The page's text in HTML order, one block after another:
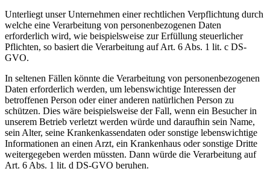
Unterliegt unser Unternehmen einer rechtlichen Verpflichtung durch
welche eine Verarbeitung von personenbezogenen Daten
erforderlich wird, wie beispielsweise zur Erfüllung steuerlicher
Pflichten, so basiert die Verarbeitung auf Art. 6 Abs. 1 lit. c DS-
GVO.
In seltenen Fällen könnte die Verarbeitung von personenbezogenen
Daten erforderlich werden, um lebenswichtige Interessen der
betroffenen Person oder einer anderen natürlichen Person zu
schützen. Dies wäre beispielsweise der Fall, wenn ein Besucher in
unserem Betrieb verletzt werden würde und daraufhin sein Name,
sein Alter, seine Krankenkassendaten oder sonstige lebenswichtige
Informationen an einen Arzt, ein Krankenhaus oder sonstige Dritte
weitergegeben werden müssten. Dann würde die Verarbeitung auf
Art. 6 Abs. 1 lit. d DS-GVO beruhen.